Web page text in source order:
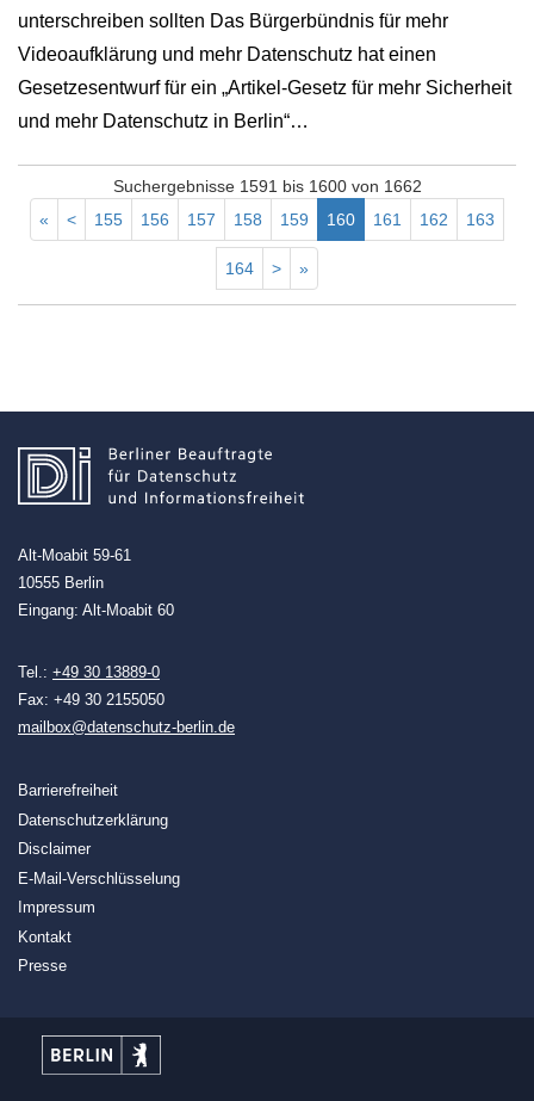
unterschreiben sollten Das Bürgerbündnis für mehr
Videoaufklärung und mehr Datenschutz hat einen
Gesetzesentwurf für ein „Artikel-Gesetz für mehr Sicherheit
und mehr Datenschutz in Berlin“…
Suchergebnisse 1591 bis 1600 von 1662
«
< 155 156 157 158 159 160 161 162 163
164 > »
Alt-Moabit 59-61
10555 Berlin
Eingang: Alt-Moabit 60
Tel.: +49 30 13889-0
Fax: +49 30 2155050
mailbox@datenschutz-berlin.de
Barrierefreiheit
Datenschutzerklärung
Disclaimer
E-Mail-Verschlüsselung
Impressum
Kontakt
Presse